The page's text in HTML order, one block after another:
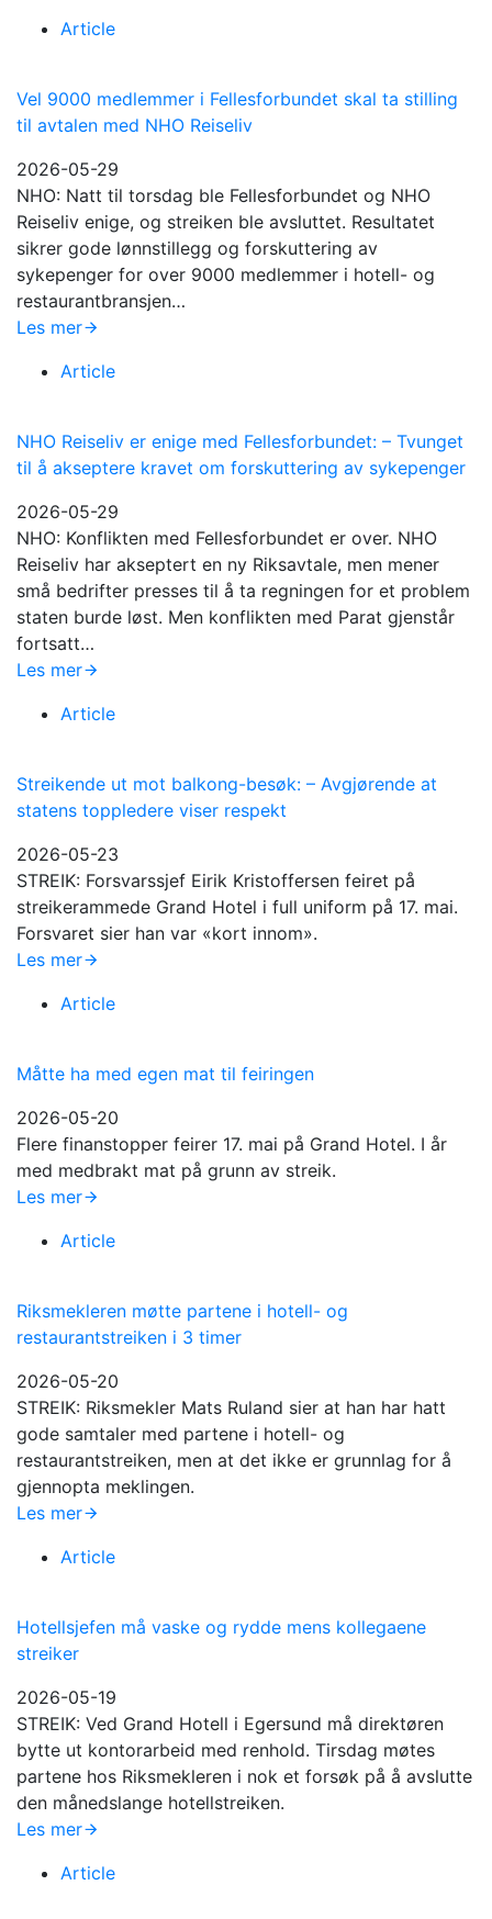
Article
Vel 9000 medlemmer i Fellesforbundet skal ta stilling
til avtalen med NHO Reiseliv
2026-05-29
NHO: Natt til torsdag ble Fellesforbundet og NHO
Reiseliv enige, og streiken ble avsluttet. Resultatet
sikrer gode lønnstillegg og forskuttering av
sykepenger for over 9000 medlemmer i hotell- og
restaurantbransjen…
Les mer
Article
NHO Reiseliv er enige med Fellesforbundet: – Tvunget
til å akseptere kravet om forskuttering av sykepenger
2026-05-29
NHO: Konflikten med Fellesforbundet er over. NHO
Reiseliv har akseptert en ny Riksavtale, men mener
små bedrifter presses til å ta regningen for et problem
staten burde løst. Men konflikten med Parat gjenstår
fortsatt…
Les mer
Article
Streikende ut mot balkong-besøk: –⁠ Avgjørende at
statens toppledere viser respekt
2026-05-23
STREIK: Forsvarssjef Eirik Kristoffersen feiret på
streikerammede Grand Hotel i full uniform på 17. mai.
Forsvaret sier han var «kort innom».
Les mer
Article
Måtte ha med egen mat til feiringen
2026-05-20
Flere finanstopper feirer 17. mai på Grand Hotel. I år
med medbrakt mat på grunn av streik.
Les mer
Article
Riksmekleren møtte partene i hotell- og
restaurantstreiken i 3 timer
2026-05-20
STREIK: Riksmekler Mats Ruland sier at han har hatt
gode samtaler med partene i hotell- og
restaurantstreiken, men at det ikke er grunnlag for å
gjennopta meklingen.
Les mer
Article
Hotellsjefen må vaske og rydde mens kollegaene
streiker
2026-05-19
STREIK: Ved Grand Hotell i Egersund må direktøren
bytte ut kontorarbeid med renhold. Tirsdag møtes
partene hos Riksmekleren i nok et forsøk på å avslutte
den månedslange hotellstreiken.
Les mer
Article